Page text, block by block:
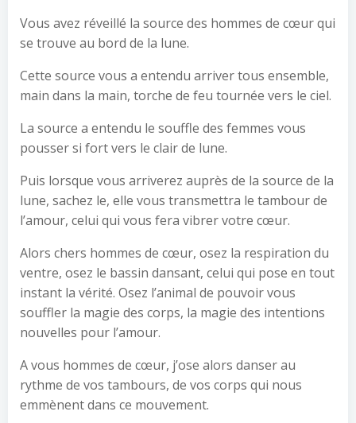
Vous avez réveillé la source des hommes de cœur qui
se trouve au bord de la lune.
Cette source vous a entendu arriver tous ensemble,
main dans la main, torche de feu tournée vers le ciel.
La source a entendu le souffle des femmes vous
pousser si fort vers le clair de lune.
Puis lorsque vous arriverez auprès de la source de la
lune, sachez le, elle vous transmettra le tambour de
l’amour, celui qui vous fera vibrer votre cœur.
Alors chers hommes de cœur, osez la respiration du
ventre, osez le bassin dansant, celui qui pose en tout
instant la vérité. Osez l’animal de pouvoir vous
souffler la magie des corps, la magie des intentions
nouvelles pour l’amour.
A vous hommes de cœur, j’ose alors danser au
rythme de vos tambours, de vos corps qui nous
emmènent dans ce mouvement.